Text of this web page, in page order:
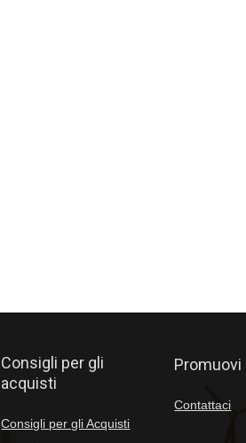
Consigli per gli
acquisti
Consigli per gli Acquisti
Promuovi
Contattaci